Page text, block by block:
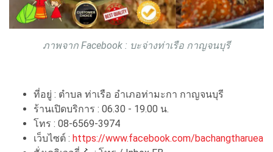
ภาพจาก Facebook : บะจ่างท่าเรือ กาญจนบุรี
ที่อยู่ : ตำบล ท่าเรือ อำเภอท่ามะกา กาญจนบุรี
ร้านเปิดบริการ : 06.30 - 19.00 น.
โทร : 08-6569-3974
เว็บไซต์ : https://www.facebook.com/bachangtharuea